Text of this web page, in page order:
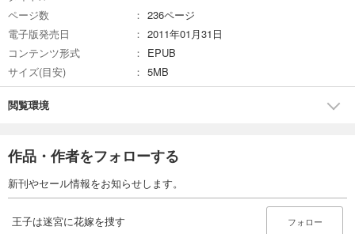
ページ数
236ページ
電子版発売日
2011年01月31日
コンテンツ形式
EPUB
サイズ(目安)
5MB
閲覧環境
作品・作者をフォローする
新刊やセール情報をお知らせします。
王子は迷宮に花嫁を捜す フォロー